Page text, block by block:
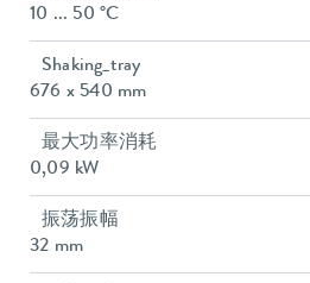
10 ... 50 °C
Shaking_tray
676 x 540 mm
最大功率消耗
0,09 kW
振荡振幅
32 mm